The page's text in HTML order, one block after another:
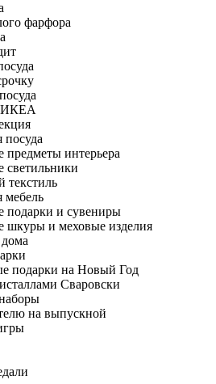
фарфора
ИКЕА
посуда
предметы интерьера
светильники
текстиль
мебель
подарки и сувениры
шкуры и меховые изделия
подарки на Новый Год
Сваровски
на выпускной